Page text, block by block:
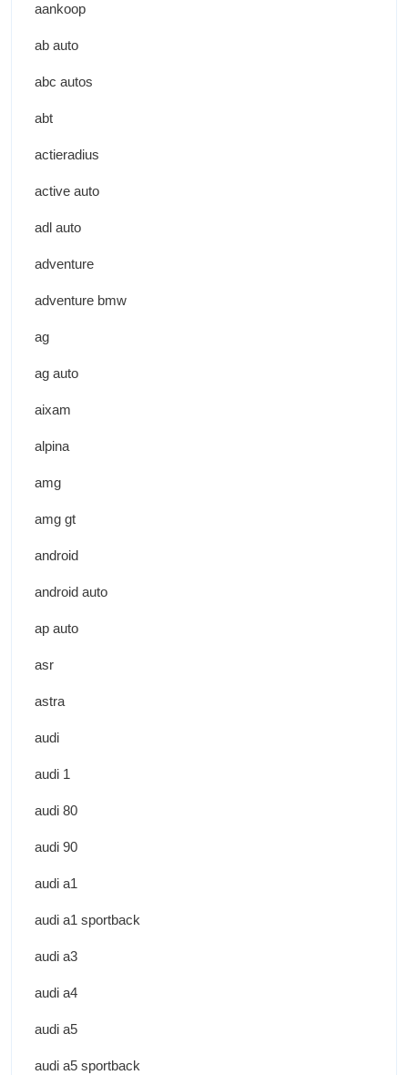
aankoop
ab auto
abc autos
abt
actieradius
active auto
adl auto
adventure
adventure bmw
ag
ag auto
aixam
alpina
amg
amg gt
android
android auto
ap auto
asr
astra
audi
audi 1
audi 80
audi 90
audi a1
audi a1 sportback
audi a3
audi a4
audi a5
audi a5 sportback